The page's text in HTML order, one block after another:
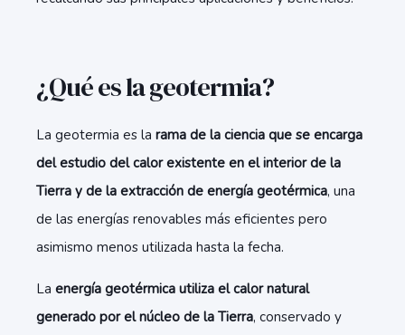
¿Qué es la geotermia?
La geotermia es la rama de la ciencia que se encarga
del estudio del calor existente en el interior de la
Tierra y de la extracción de energía geotérmica, una
de las energías renovables más eficientes pero
asimismo menos utilizada hasta la fecha.
La energía geotérmica utiliza el calor natural
generado por el núcleo de la Tierra, conservado y